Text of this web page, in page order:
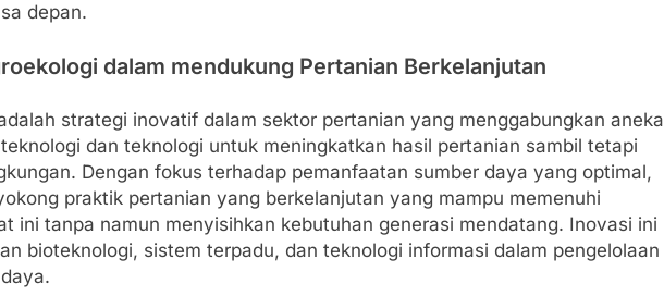
depan.
dalam mendukung Pertanian Berkelanjutan
strategi inovatif dalam sektor pertanian yang menggabungkan aneka
dan teknologi untuk meningkatkan hasil pertanian sambil tetapi
Dengan fokus terhadap pemanfaatan sumber daya yang optimal,
praktik pertanian yang berkelanjutan yang mampu memenuhi
ini tanpa namun menyisihkan kebutuhan generasi mendatang. Inovasi ini
bioteknologi, sistem terpadu, dan teknologi informasi dalam pengelolaan